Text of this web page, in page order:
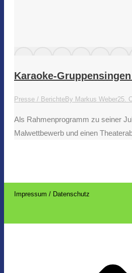
Karaoke-
Presse / BerichteBy Markus Weber25.
Als Rahmenprogramm zu seiner
Malwettbewerb und einen
Impressum / Datenschutz